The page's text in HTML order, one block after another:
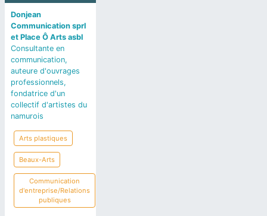
Donjean
Communication sprl
et Place Ô Arts asbl
Consultante en
communication,
auteure d'ouvrages
professionnels,
fondatrice d'un
collectif d'artistes du
namurois
Arts plastiques
Beaux-Arts
Communication
d'entreprise/Relations
publiques